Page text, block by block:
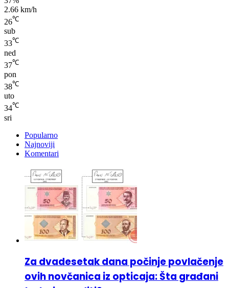
26 ℃
sub
33 ℃
ned
37 ℃
pon
38 ℃
uto
34 ℃
sri
Komentari
Za dvadesetak dana počinje povlačenje
ovih novčanica iz opticaja: Šta građani
trebaju uraditi?